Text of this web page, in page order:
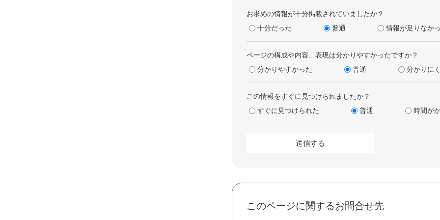
お求めの情報が十分掲載されていましたか？
十分だった
普通 情報が足りなか
ページの構成や内容、表現は分かりやすかったですか？
分かりやすかった
普通 分かりに
この情報をすぐに見つけられましたか？
すぐに見つけられた
普通 時間が
このページに関するお問合せ先